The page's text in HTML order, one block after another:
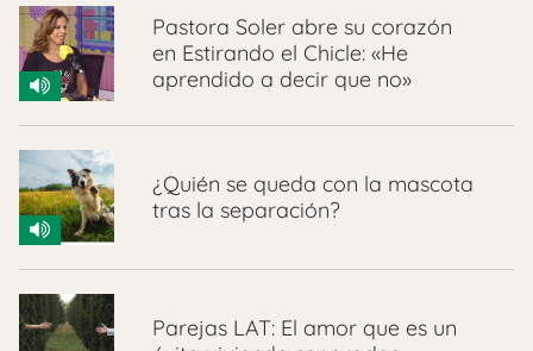
Pastora Soler abre su corazón
en Estirando el Chicle: «He
aprendido a decir que no»
¿Quién se queda con la mascota
tras la separación?
Parejas LAT: El amor que es un